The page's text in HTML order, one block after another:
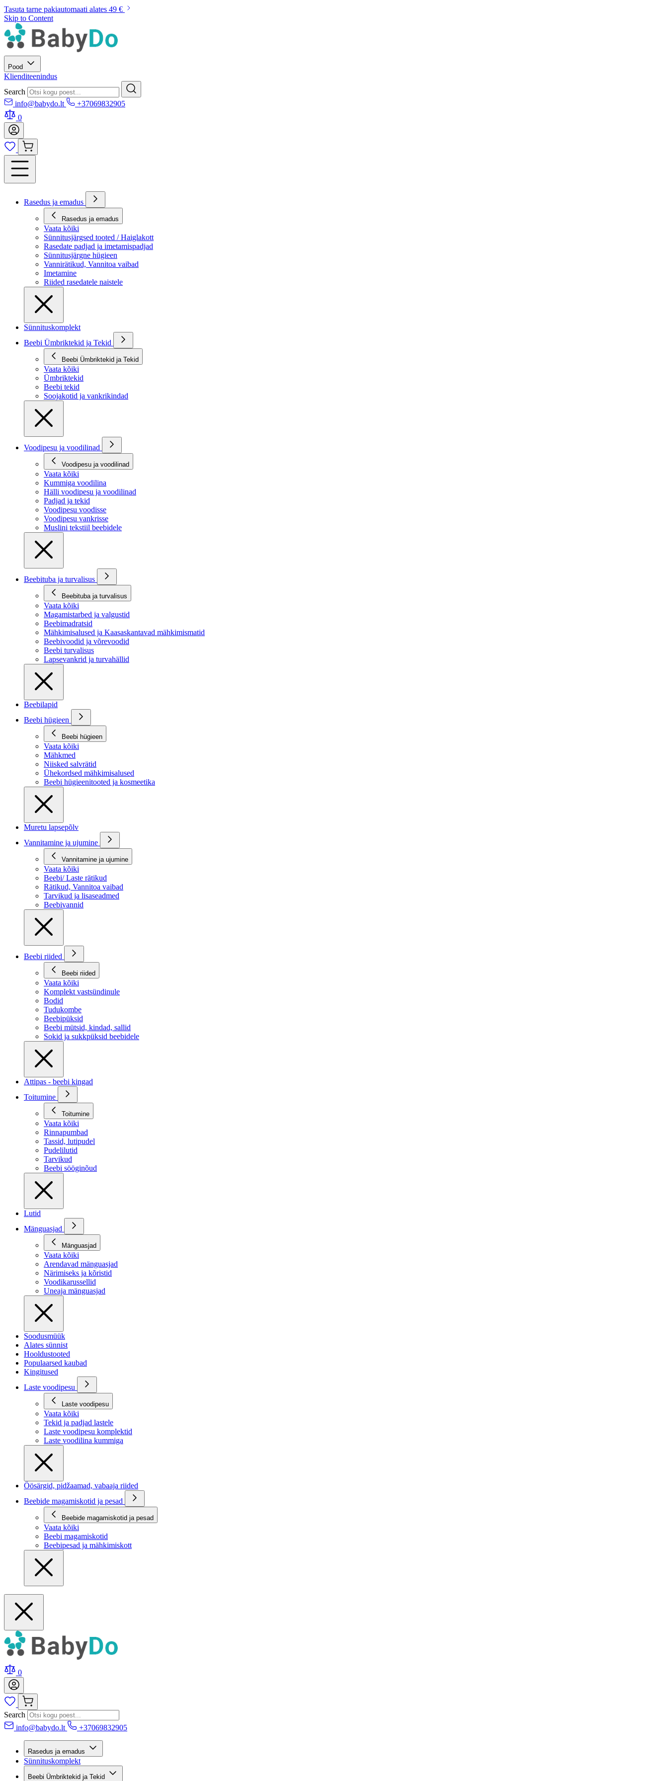
Tasuta tarne pakiautomaati alates 49 €
Skip to Content
Pood
Klienditeenindus
Search
info@babydo.lt
+37069832905
0
Rasedus ja emadus
Rasedus ja emadus
Vaata kõiki
Sünnitusjärgsed tooted / Haiglakott
Rasedate padjad ja imetamispadjad
Sünnitusjärgne hügieen
Vannirätikud, Vannitoa vaibad
Imetamine
Riided rasedatele naistele
Sünnituskomplekt
Beebi Ümbriktekid ja Tekid
Beebi Ümbriktekid ja Tekid
Vaata kõiki
Ümbriktekid
Beebi tekid
Soojakotid ja vankrikindad
Voodipesu ja voodilinad
Voodipesu ja voodilinad
Vaata kõiki
Kummiga voodilina
Hälli voodipesu ja voodilinad
Padjad ja tekid
Voodipesu voodisse
Voodipesu vankrisse
Muslini tekstiil beebidele
Beebituba ja turvalisus
Beebituba ja turvalisus
Vaata kõiki
Magamistarbed ja valgustid
Beebimadratsid
Mähkimisalused ja Kaasaskantavad mähkimismatid
Beebivoodid ja võrevoodid
Beebi turvalisus
Lapsevankrid ja turvahällid
Beebilapid
Beebi hügieen
Beebi hügieen
Vaata kõiki
Mähkmed
Niisked salvrätid
Ühekordsed mähkimisalused
Beebi hügieenitooted ja kosmeetika
Muretu lapsepõlv
Vannitamine ja ujumine
Vannitamine ja ujumine
Vaata kõiki
Beebi/ Laste rätikud
Rätikud, Vannitoa vaibad
Tarvikud ja lisaseadmed
Beebivannid
Beebi riided
Beebi riided
Vaata kõiki
Komplekt vastsündinule
Bodid
Tudukombe
Beebipüksid
Beebi mütsid, kindad, sallid
Sokid ja sukkpüksid beebidele
Attipas - beebi kingad
Toitumine
Toitumine
Vaata kõiki
Rinnapumbad
Tassid, lutipudel
Pudelilutid
Tarvikud
Beebi sööginõud
Lutid
Mänguasjad
Mänguasjad
Vaata kõiki
Arendavad mänguasjad
Närimiseks ja kõristid
Voodikarussellid
Uneaja mänguasjad
Soodusmüük
Alates sünnist
Hooldustooted
Populaarsed kaubad
Kingitused
Laste voodipesu
Laste voodipesu
Vaata kõiki
Tekid ja padjad lastele
Laste voodipesu komplektid
Laste voodilina kummiga
Öösärgid, pidžaamad, vabaaja riided
Beebide magamiskotid ja pesad
Beebide magamiskotid ja pesad
Vaata kõiki
Beebi magamiskotid
Beebipesad ja mähkimiskott
0
Search
info@babydo.lt
+37069832905
Rasedus ja emadus
Sünnituskomplekt
Beebi Ümbriktekid ja Tekid